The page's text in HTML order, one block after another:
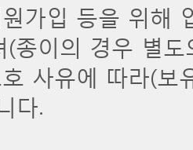
가입 등을 위해
(종이의 경우 별
사유에 따라(
다.